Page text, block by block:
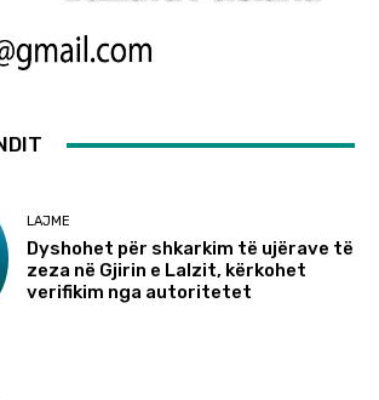
LAJME
Dyshohet për shkarkim të ujërave të
zeza në Gjirin e Lalzit, kërkohet
verifikim nga autoritetet